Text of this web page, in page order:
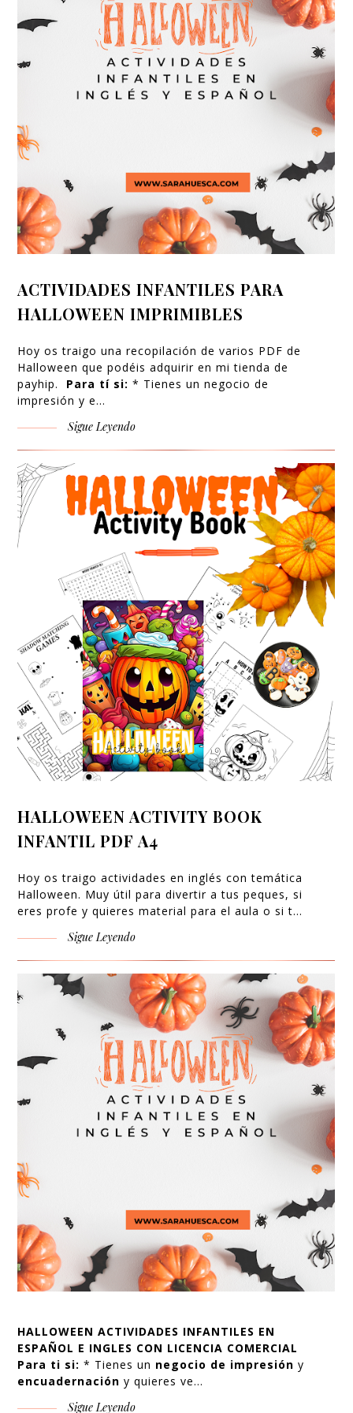
ACTIVIDADES INFANTILES PARA
HALLOWEEN IMPRIMIBLES
Hoy os traigo una recopilación de varios PDF de
Halloween que podéis adquirir enmi tienda de
payhip.
Para tí si: * Tienes un negocio de
impresión y e…
Sigue Leyendo
HALLOWEEN ACTIVITY BOOK
INFANTIL PDF A4
Hoy os traigo actividades en inglés con temática
Halloween. Muy útil para divertir a tus peques, si
eres profe y quieres material para el aula o si t…
Sigue Leyendo
HALLOWEEN ACTIVIDADES INFANTILES EN
ESPAÑOL E INGLES CON LICENCIA COMERCIAL
Para ti si: * Tienes un negocio de impresión y
encuadernación y quieres ve…
Sigue Leyendo